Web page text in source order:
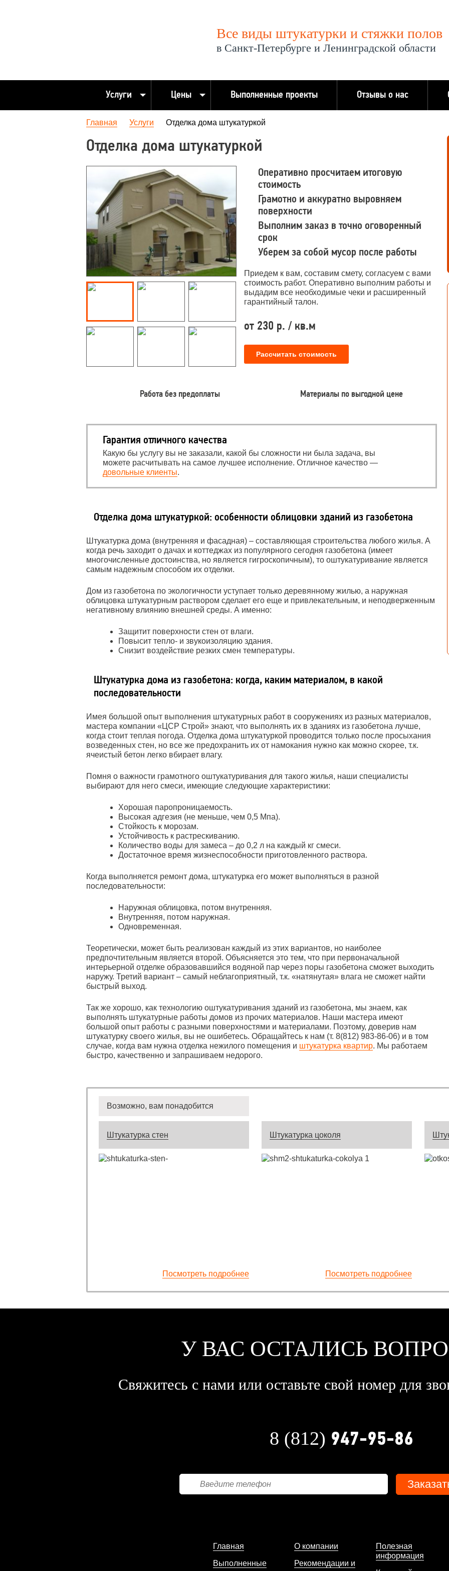
Все виды штукатурки и стяжки полов
в Санкт-Петербурге и Ленинградской области
Услуги Цены Выполненные проекты Отзывы о нас
Главная Услуги Отделка дома штукатуркой
Отделка дома штукатуркой
Оперативно просчитаем итоговую
стоимость
Грамотно и аккуратно выровняем
поверхности
Выполним заказ в точно оговоренный
срок
Уберем за собой мусор после работы
Приедем к вам, составим смету, согласуем с вами
стоимость работ. Оперативно выполним работы и
выдадим все необходимые чеки и расширенный
гарантийный талон.
от 230 р. / кв.м
Рассчитать стоимость
Работа без предоплаты Материалы по выгодной цене
Гарантия отличного качества
Какую бы услугу вы не заказали, какой бы сложности ни была задача, вы
можете расчитывать на самое лучшее исполнение. Отличное качество —
довольные клиенты.
Отделка дома штукатуркой: особенности облицовки зданий из газобетона
Штукатурка дома (внутренняя и фасадная) – составляющая строительства любого жилья. А
когда речь заходит о дачах и коттеджах из популярного сегодня газобетона (имеет
многочисленные достоинства, но является гигроскопичным), то оштукатуривание является
самым надежным способом их отделки.
Дом из газобетона по экологичности уступает только деревянному жилью, а наружная
облицовка штукатурным раствором сделает его еще и привлекательным, и неподверженным
негативному влиянию внешней среды. А именно:
Защитит поверхности стен от влаги.
Повысит тепло- и звукоизоляцию здания.
Снизит воздействие резких смен температуры.
Штукатурка дома из газобетона: когда, каким материалом, в какой
последовательности
Имея большой опыт выполнения штукатурных работ в сооружениях из разных материалов,
мастера компании «ЦСР Строй» знают, что выполнять их в зданиях из газобетона лучше,
когда стоит теплая погода. Отделка дома штукатуркой проводится только после просыхания
возведенных стен, но все же предохранить их от намокания нужно как можно скорее, т.к.
ячеистый бетон легко вбирает влагу.
Помня о важности грамотного оштукатуривания для такого жилья, наши специалисты
выбирают для него смеси, имеющие следующие характеристики:
Хорошая паропроницаемость.
Высокая адгезия (не меньше, чем 0,5 Мпа).
Стойкость к морозам.
Устойчивость к растрескиванию.
Количество воды для замеса – до 0,2 л на каждый кг смеси.
Достаточное время жизнеспособности приготовленного раствора.
Когда выполняется ремонт дома, штукатурка его может выполняться в разной
последовательности:
Наружная облицовка, потом внутренняя.
Внутренняя, потом наружная.
Одновременная.
Теоретически, может быть реализован каждый из этих вариантов, но наиболее
предпочтительным является второй. Объясняется это тем, что при первоначальной
интерьерной отделке образовавшийся водяной пар через поры газобетона сможет выходить
наружу. Третий вариант – самый неблагоприятный, т.к. «натянутая» влага не сможет найти
быстрый выход.
Так же хорошо, как технологию оштукатуривания зданий из газобетона, мы знаем, как
выполнять штукатурные работы домов из прочих материалов. Наши мастера имеют
большой опыт работы с разными поверхностями и материалами. Поэтому, доверив нам
штукатурку своего жилья, вы не ошибетесь. Обращайтесь к нам (т. 8(812) 983-86-06) и в том
случае, когда вам нужна отделка нежилого помещения и штукатурка квартир. Мы работаем
быстро, качественно и запрашиваем недорого.
Возможно, вам понадобится
Штукатурка стен
Посмотреть подробнее
Штукатурка цоколя
Посмотреть подробнее
У ВАС ОСТАЛИСЬ
Свяжитесь с нами или оставьте свой номер для
8 (812) 947-95-86
Главная
Выполненные
О компании
Рекомендации и
Полезная
информация